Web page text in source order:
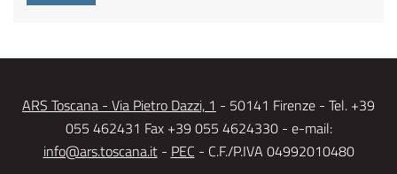
ARS Toscana - Via Pietro Dazzi, 1 - 50141 Firenze - Tel. +39
055 462431 Fax +39 055 4624330 - e-mail:
info@ars.toscana.it- PEC - C.F./P.IVA 04992010480